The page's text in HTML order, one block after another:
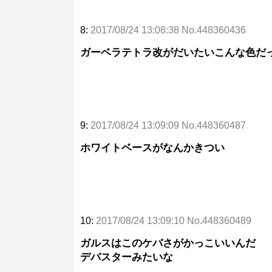
8: 2017/08/24 13:08:38 No.448360436
ガーベラテトラ改がだいたいこんな色だ
9: 2017/08/24 13:09:09 No.448360487
ホワイトベースがなんかきつい
10: 2017/08/24 13:09:10 No.448360489
ガルスはこのケバさがかっこいいんだ
デバスターみたいな